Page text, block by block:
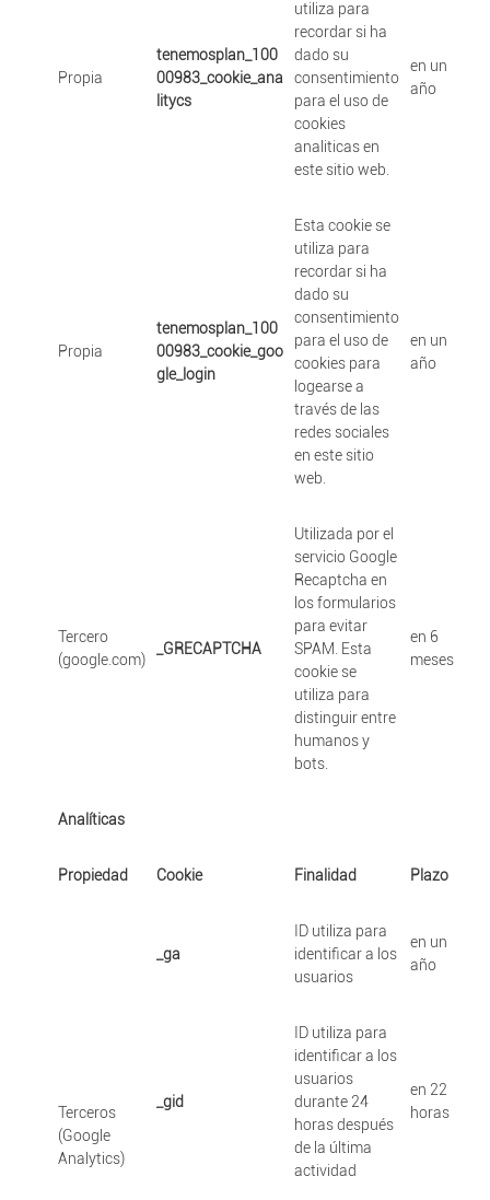
Propia
tenemosplan_100
00983_cookie_ana
litycs
utiliza para
recordar si ha
dado su
consentimiento
para el uso de
cookies
analiticas en
este sitio web.
en un
año
Propia
tenemosplan_100
00983_cookie_goo
gle_login
Esta cookie se
utiliza para
recordar si ha
dado su
consentimiento
para el uso de
cookies para
logearse a
través de las
redes sociales
en este sitio
web.
en un
año
Tercero
(google.com)
_GRECAPTCHA
Utilizada por el
servicio Google
Recaptcha en
los formularios
para evitar
SPAM. Esta
cookie se
utiliza para
distinguir entre
humanos y
bots.
en 6
meses
Analíticas
Propiedad Cookie Finalidad Plazo
Terceros
(Google
Analytics)
_ga
ID utiliza para
identificar a los
usuarios
en un
año
_gid
ID utiliza para
identificar a los
usuarios
durante 24
horas después
de la última
actividad
en 22
horas